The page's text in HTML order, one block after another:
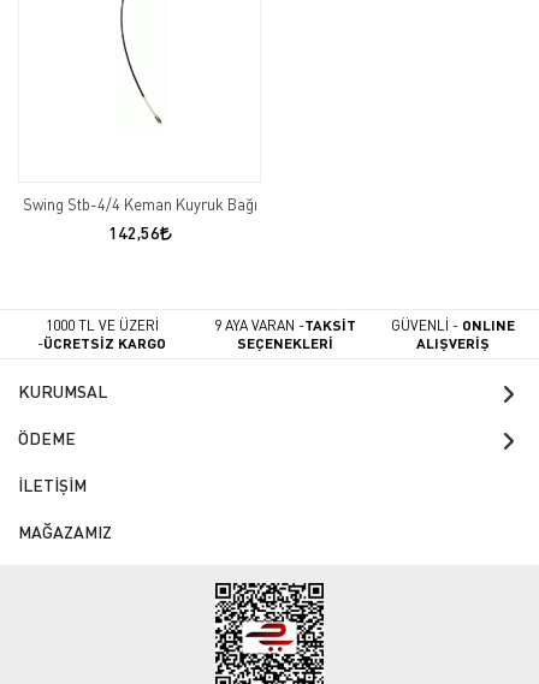
Swing Stb-4/4 Keman Kuyruk Bağı
142,56
1000 TL VE ÜZERİ
-ÜCRETSİZ KARGO
9 AYA VARAN -TAKSİT
SEÇENEKLERİ
GÜVENLİ - ONLINE
ALIŞVERİŞ
KURUMSAL
ÖDEME
İLETİŞİM
MAĞAZAMIZ